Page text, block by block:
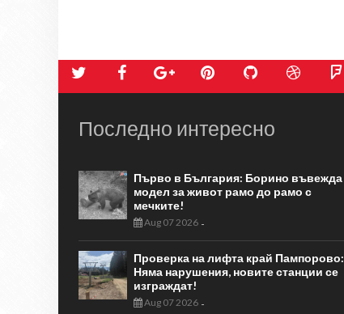
Последно интересно
Първо в България: Борино въвежда
модел за живот рамо до рамо с
мечките!
Aug 07 2026 -
Проверка на лифта край Пампорово:
Няма нарушения, новите станции се
изграждат!
Aug 07 2026 -